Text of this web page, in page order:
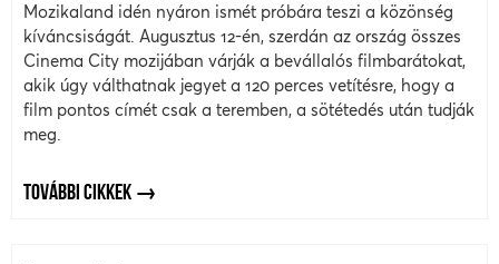
Mozikaland idén nyáron ismét próbára teszi a közönség
kíváncsiságát. Augusztus 12-én, szerdán az ország összes
Cinema City mozijában várják a bevállalós filmbarátokat,
akik úgy válthatnak jegyet a 120 perces vetítésre, hogy a
film pontos címét csak a teremben, a sötétedés után tudják
meg.
TOVÁBBI CIKKEK